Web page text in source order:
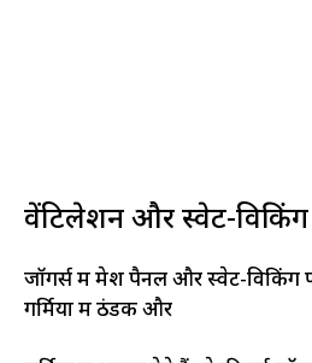
वेंटिलेशन और स्वेट-विकिंग
जॉगर्स में मेश पैनल और स्वेट-विकिंग
गर्मियों में ठंडक और